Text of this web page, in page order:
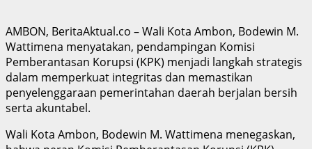
AMBON, BeritaAktual.co – Wali Kota Ambon, Bodewin M.
Wattimena menyatakan, pendampingan Komisi
Pemberantasan Korupsi (KPK) menjadi langkah strategis
dalam memperkuat integritas dan memastikan
penyelenggaraan pemerintahan daerah berjalan bersih
serta akuntabel.
Wali Kota Ambon, Bodewin M. Wattimena menegaskan,